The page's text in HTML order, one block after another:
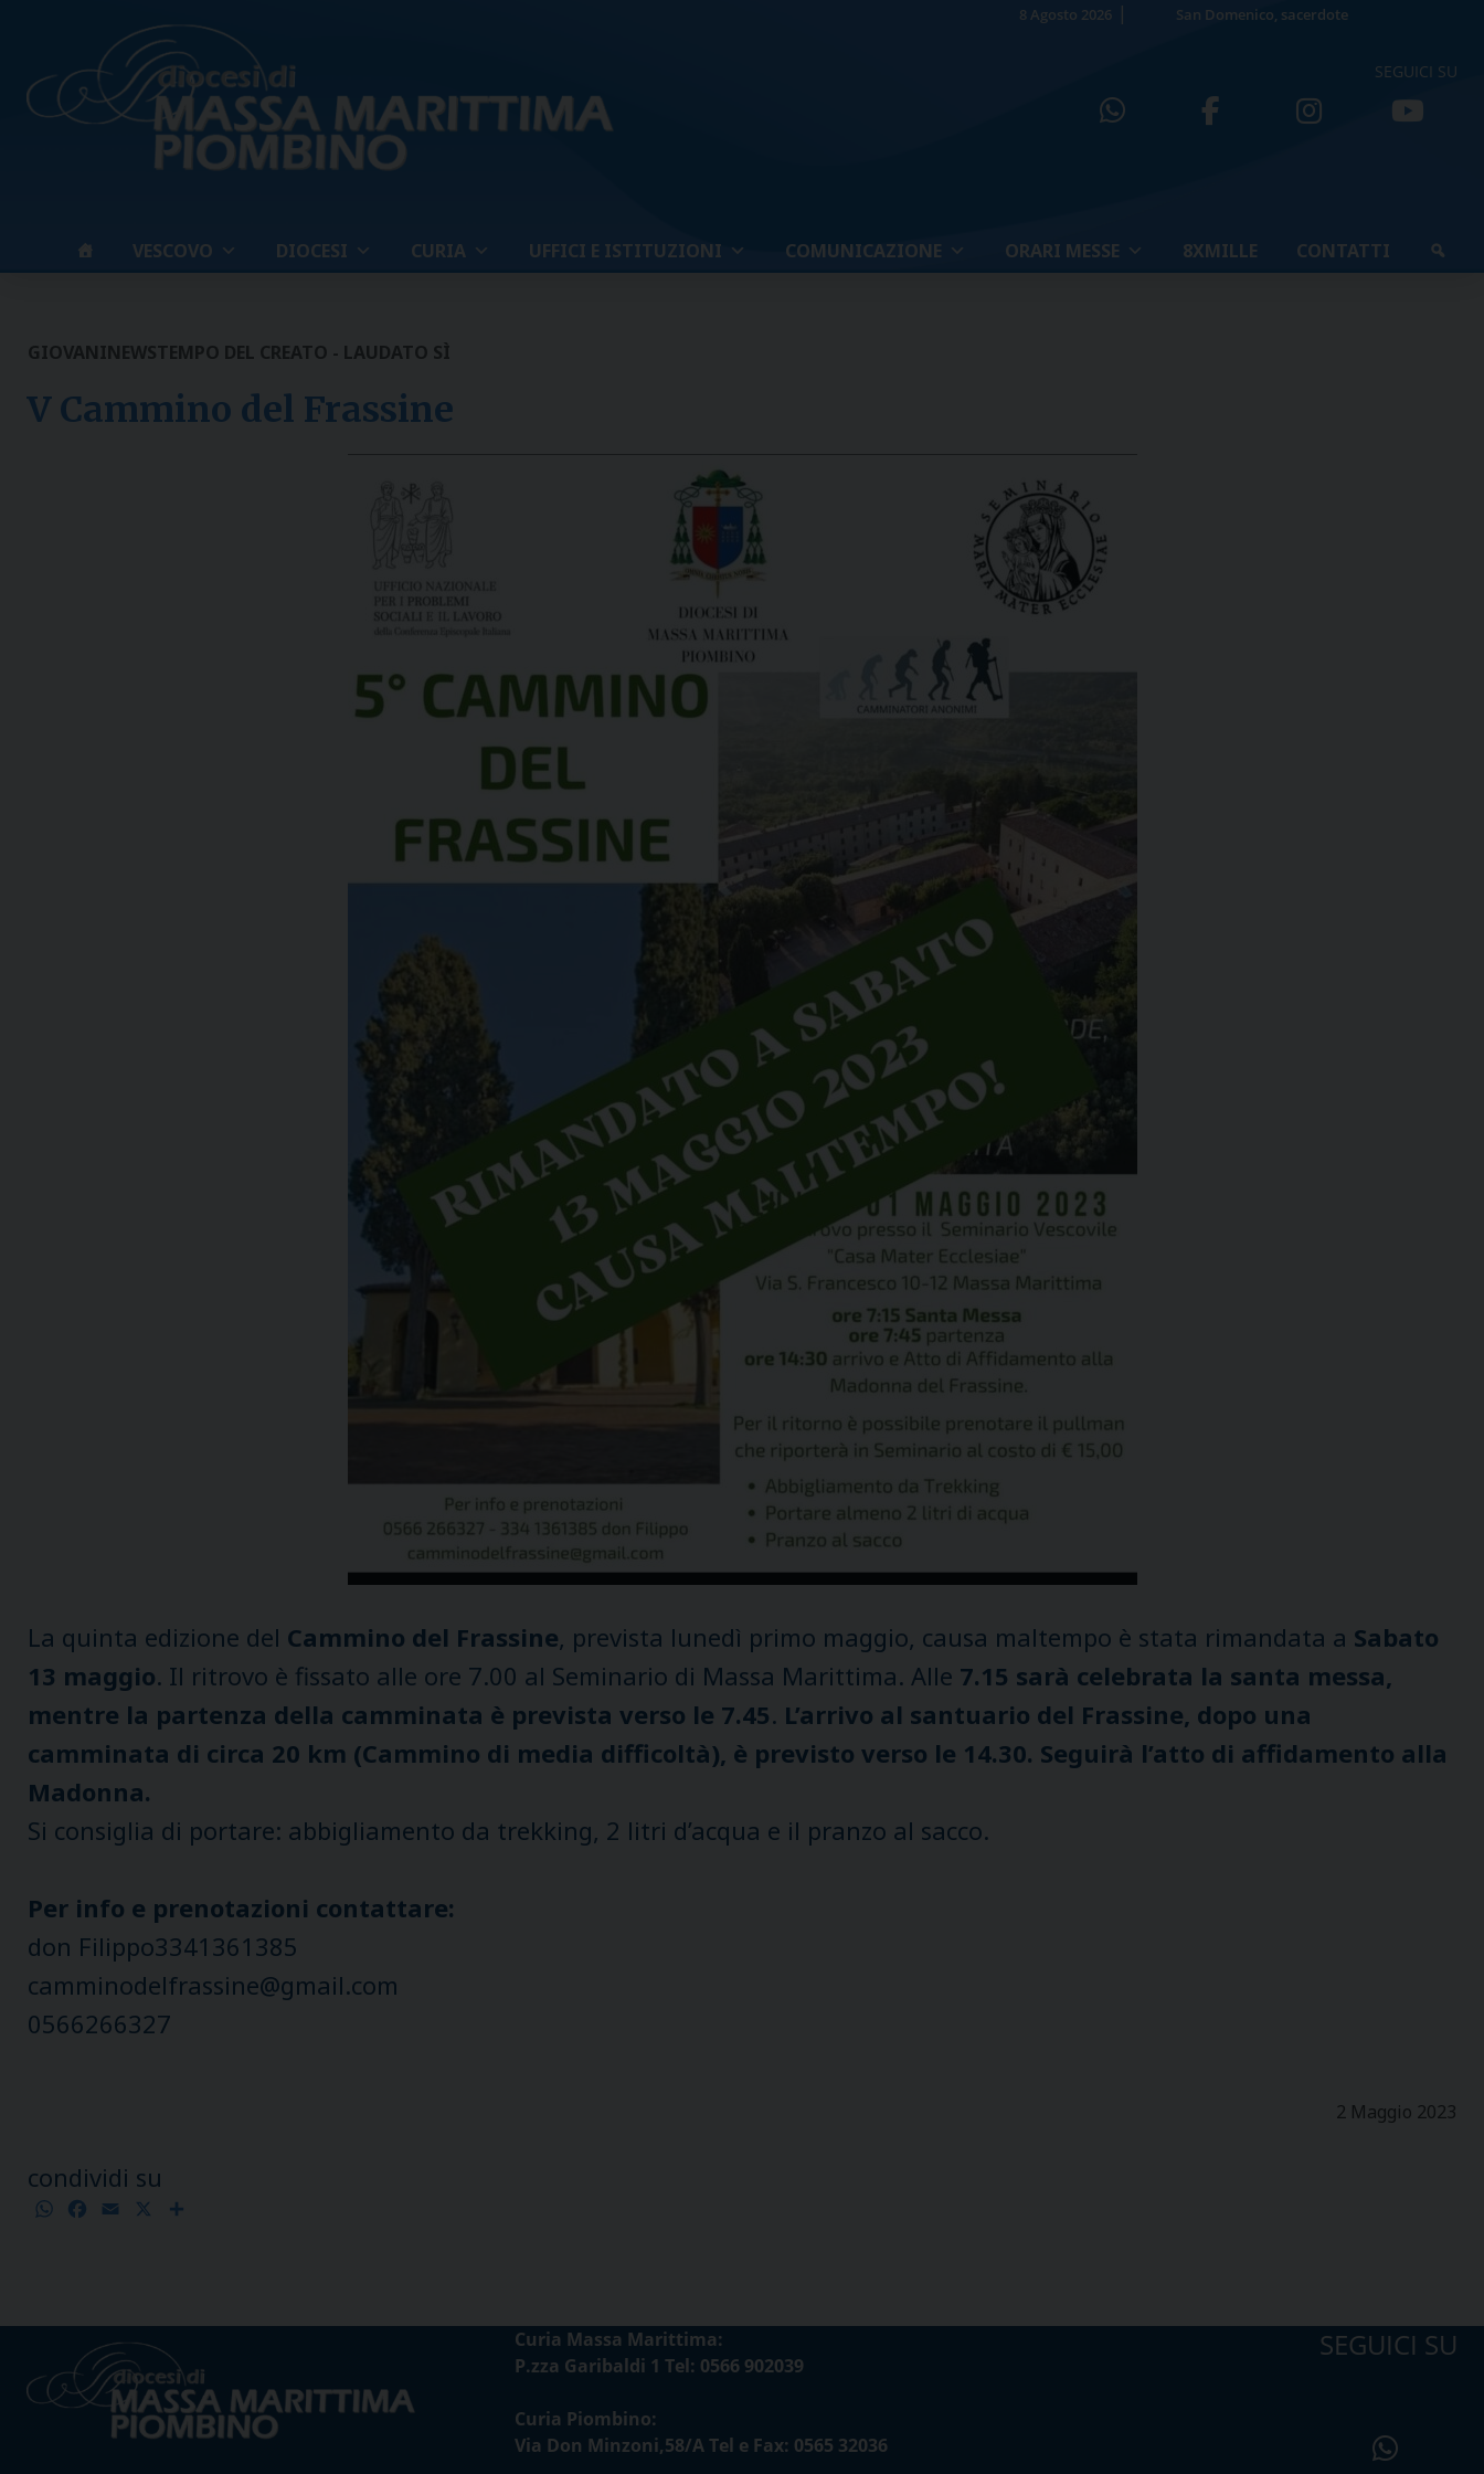
8 Agosto 2026 San Domenico, sacerdote
SEGUICI SU
VESCOVO DIOCESI CURIA UFFICI E ISTITUZIONI COMUNICAZIONE ORARI MESSE 8XMILLE CONTATTI
GIOVANINEWSTEMPO DEL CREATO - LAUDATO SÌ
V Cammino del Frassine
La quinta edizione del Cammino del Frassine, prevista lunedì primo maggio, causa maltempo è stata rimandata a Sabato
13 maggio. Il ritrovo è fissato alle ore 7.00 al Seminario di Massa Marittima. Alle 7.15 sarà celebrata la santa messa,
mentre la partenza della camminata è prevista verso le 7.45. L’arrivo al santuario del Frassine, dopo una
camminata di circa 20 km (Cammino di media difficoltà), è previsto verso le 14.30. Seguirà l’atto di affidamento alla
Madonna.
Si consiglia di portare: abbigliamento da trekking, 2 litri d’acqua e il pranzo al sacco.
Per info e prenotazioni contattare:
don Filippo3341361385
camminodelfrassine@gmail.com
0566266327
2 Maggio 2023
condividi su
WhatsApp
Facebook
Email
Curia Massa Marittima:
P.zza Garibaldi 1 Tel: 0566 902039
Curia Piombino:
Via Don Minzoni,58/A Tel e Fax: 0565 32036
SEGUICI SU